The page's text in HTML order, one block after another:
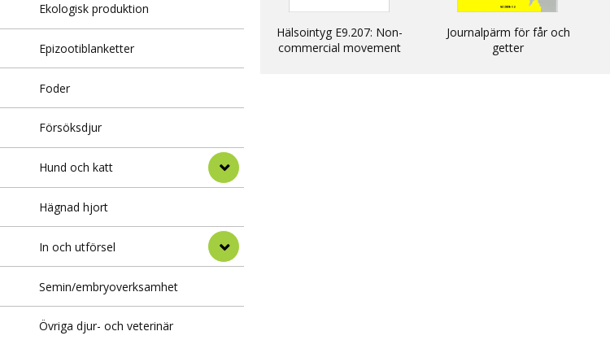
Ekologisk produktion
Epizootiblanketter
Foder
Försöksdjur
Hund och katt
Hägnad hjort
In och utförsel
Semin/embryoverksamhet
Övriga djur- och veterinär
Hälsointyg E9.207: Non-
commercial movement
Journalpärm för får och
getter